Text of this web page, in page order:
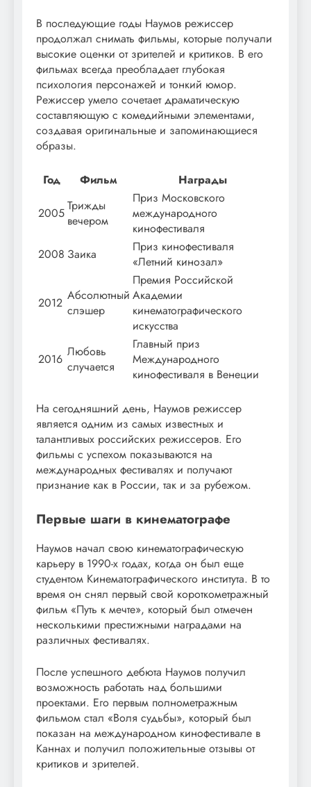
В последующие годы Наумов режиссер
продолжал снимать фильмы, которые получали
высокие оценки от зрителей и критиков. В его
фильмах всегда преобладает глубокая
психология персонажей и тонкий юмор.
Режиссер умело сочетает драматическую
составляющую с комедийными элементами,
создавая оригинальные и запоминающиеся
образы.
Год Фильм Награды
2005Трижды
вечером
Приз Московского
международного
кинофестиваля
2008 Заика
Приз кинофестиваля
«Летний кинозал»
2012 Абсолютный
слэшер
Премия Российской
Академии
кинематографического
искусства
2016 Любовь
случается
Главный приз
Международного
кинофестиваля в Венеции
На сегодняшний день, Наумов режиссер
является одним из самых известных и
талантливых российских режиссеров. Его
фильмы с успехом показываются на
международных фестивалях и получают
признание как в России, так и за рубежом.
Первые шаги в кинематографе
Наумов начал свою кинематографическую
карьеру в 1990-х годах, когда он был еще
студентом Кинематографического института. В то
время он снял первый свой короткометражный
фильм «Путь к мечте», который был отмечен
несколькими престижными наградами на
различных фестивалях.
После успешного дебюта Наумов получил
возможность работать над большими
проектами. Его первым полнометражным
фильмом стал «Воля судьбы», который был
показан на международном кинофестивале в
Каннах и получил положительные отзывы от
критиков и зрителей.